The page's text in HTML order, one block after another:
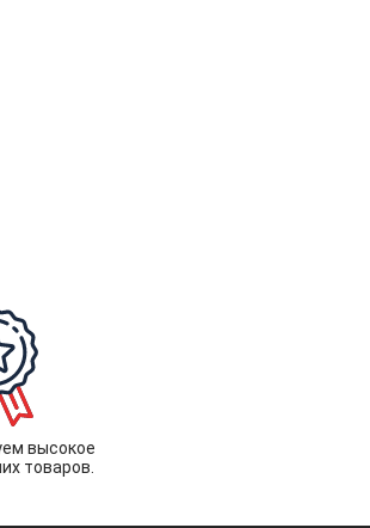
высокое
товаров.